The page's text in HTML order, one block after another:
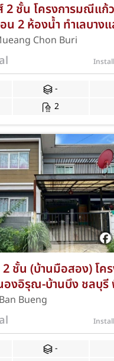
2 ชั้น โครงการมณีแก้
น 2 ห้องน้ำ ทำเลบาง
และของแถมครบ เข้า
Chon Buri
-
2
ชั้น (บ้านมือสอง) โค
องอิรุณ-บ้านบึง ชลบุ
.ว. 2 ห้องนอน 2 ห้อง
เดินทางสะดวกเชื่
กรรม แถมฟรีแอร์แล
นฟรีค่าธรรมเนียมการโ
Ban Bueng
-